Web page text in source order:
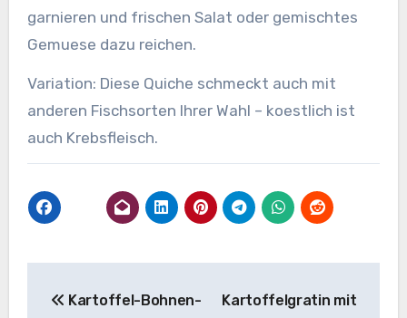
garnieren und frischen Salat oder gemischtes
Gemuese dazu reichen.
Variation: Diese Quiche schmeckt auch mit
anderen Fischsorten Ihrer Wahl – koestlich ist
auch Krebsfleisch.
Kartoffel-Bohnen-
Kartoffelgratin mit